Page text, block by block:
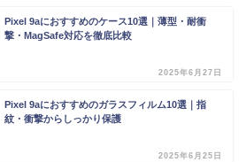
Pixel 9aにおすすめのケース10選｜薄型・耐衝
撃・MagSafe対応を徹底比較
2025年6月27日
Pixel 9aにおすすめのガラスフィルム10選｜指
紋・衝撃からしっかり保護
2025年6月25日